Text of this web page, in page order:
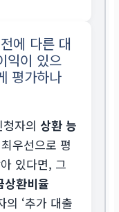
에 다른 대
익이 있으
평가하나
자의 상환 능
우선으로 평
있다면, 그
상환비율
의 ‘추가 대출